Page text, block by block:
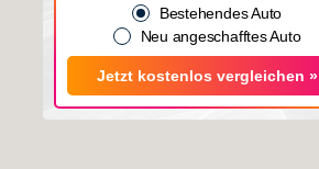
Bestehendes Auto
Neu angeschafftes Auto
Jetzt kostenlos vergleichen »